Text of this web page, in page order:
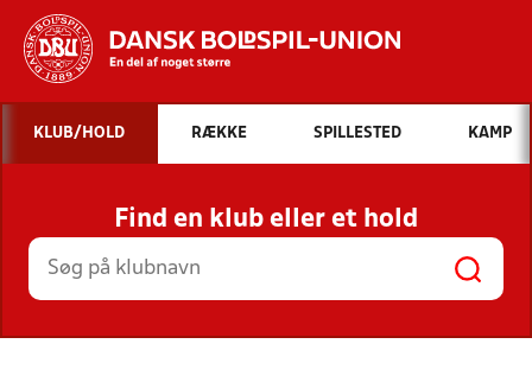
Hvad vil du søge efter?
INDHOLD OG NYHEDER
STILLINGER, RESULTATER, KLUBBER OG
HOLD
KLUB/HOLD RÆKKE SPILLESTED KAMP
Find en klub eller et hold